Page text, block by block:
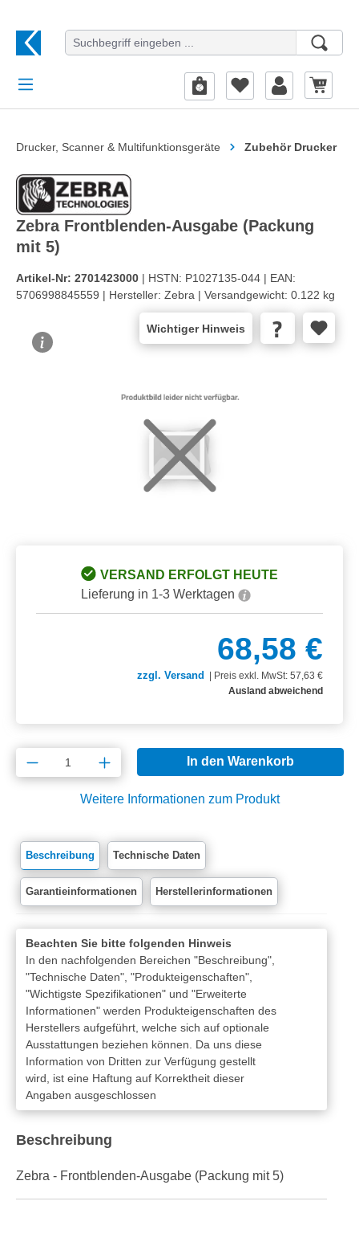
Drucker, Scanner & Multifunktionsgeräte Zubehör Drucker
Zebra Frontblenden-Ausgabe (Packung
mit 5)
Artikel-Nr: 2701423000 | HSTN: P1027135-044 | EAN:
5706998845559 | Hersteller: Zebra | Versandgewicht: 0.122 kg
Wichtiger Hinweis
VERSAND ERFOLGT HEUTE
Lieferung in 1-3 Werktagen
68,58 €
zzgl. Versand
Preis exkl. MwSt: 57,63 €
Ausland abweichend
Produkt Anzahl: Gib den gewünschten
In den Warenkorb
Weitere Informationen zum Produkt
Beschreibung Technische Daten
Garantieinformationen Herstellerinformationen
Beachten Sie bitte folgenden Hinweis
In den nachfolgenden Bereichen "Beschreibung",
"Technische Daten", "Produkteigenschaften",
"Wichtigste Spezifikationen" und "Erweiterte
Informationen" werden Produkteigenschaften des
Herstellers aufgeführt, welche sich auf optionale
Ausstattungen beziehen können. Da uns diese
Information von Dritten zur Verfügung gestellt
wird, ist eine Haftung auf Korrektheit dieser
Angaben ausgeschlossen
Beschreibung
Zebra - Frontblenden-Ausgabe (Packung mit 5)